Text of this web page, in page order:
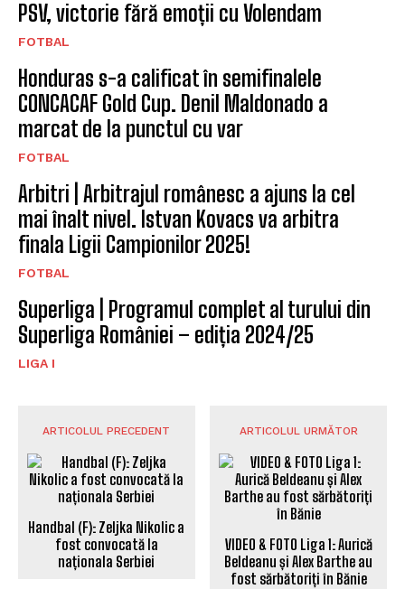
PSV, victorie fără emoții cu Volendam
FOTBAL
Honduras s-a calificat în semifinalele
CONCACAF Gold Cup. Denil Maldonado a
marcat de la punctul cu var
FOTBAL
Arbitri | Arbitrajul românesc a ajuns la cel
mai înalt nivel. Istvan Kovacs va arbitra
finala Ligii Campionilor 2025!
FOTBAL
Superliga | Programul complet al turului din
Superliga României – ediția 2024/25
LIGA I
ARTICOLUL PRECEDENT
Handbal (F): Zeljka Nikolic a
fost convocată la
naționala Serbiei
ARTICOLUL URMĂTOR
VIDEO & FOTO Liga 1: Aurică
Beldeanu și Alex Barthe au
fost sărbătoriți în Bănie